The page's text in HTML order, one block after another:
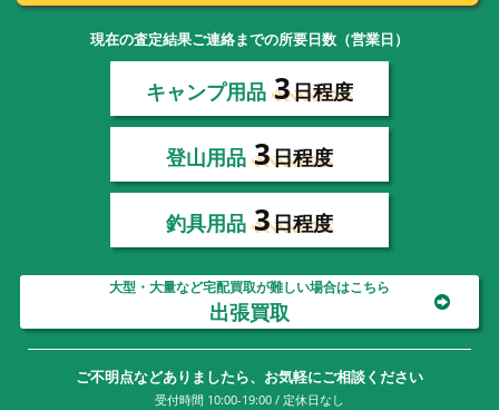
現在の査定結果ご連絡までの所要日数（営業日）
キャンプ用品 3日程度
登山用品 3日程度
釣具用品 3日程度
大型・大量など宅配買取が難しい場合はこちら
出張買取
ご不明点などありましたら、お気軽にご相談ください
受付時間 10:00-19:00 / 定休日なし